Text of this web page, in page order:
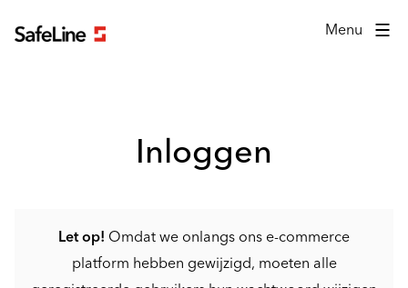
Menu
Inloggen
Let op! Omdat we onlangs ons e-commerce
platform hebben gewijzigd, moeten alle
Inlogformulier